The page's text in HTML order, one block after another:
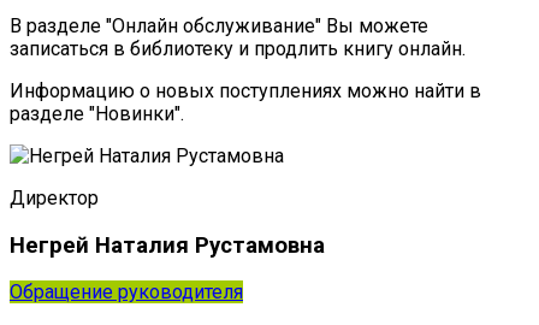
В разделе "Онлайн обслуживание" Вы можете
записаться в библиотеку и продлить книгу онлайн.
Информацию о новых поступлениях можно найти в
разделе "Новинки".
Директор
Негрей Наталия Рустамовна
Обращение руководителя